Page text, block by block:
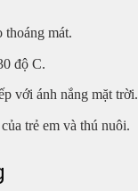
thoáng mát.
độ C.
với ánh nắng mặt trời.
trẻ em và thú nuôi.